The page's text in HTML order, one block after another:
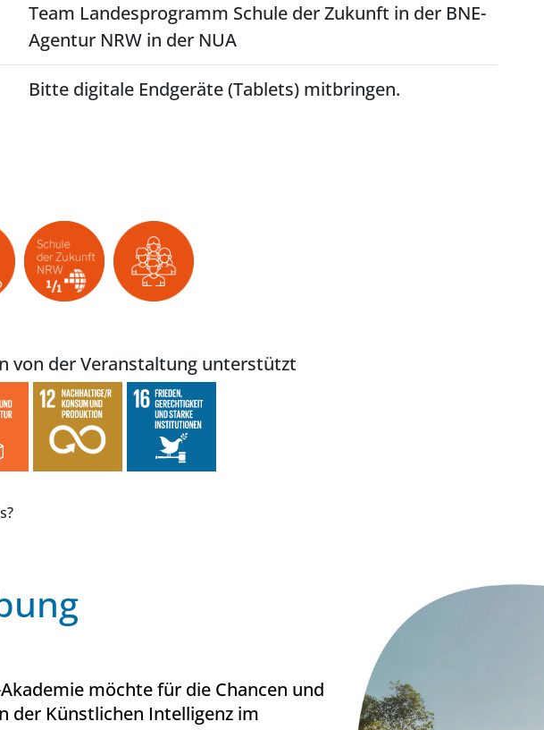
Team Landesprogramm Schule der Zukunft in der BNE-
Agentur NRW in der NUA
Bitte digitale Endgeräte (Tablets) mitbringen.
von der Veranstaltung unterstützt
möchte für die Chancen und
der Künstlichen Intelligenz im